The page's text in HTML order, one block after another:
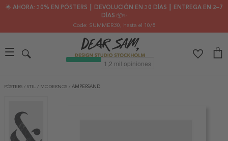
🌟 AHORA: 30% EN PÓSTERS ┃ DEVOLUCIÓN EN 30 DÍAS ┃ ENTREGA EN 2–7
DÍAS 📦✨
Code: SUMMER30, hasta el 10/8
PÓSTERS / STIL / MODERNOS / AMPERSAND